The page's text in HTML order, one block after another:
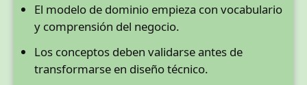
El modelo de dominio empieza con vocabulario
y comprensión del negocio.
Los conceptos deben validarse antes de
transformarse en diseño técnico.